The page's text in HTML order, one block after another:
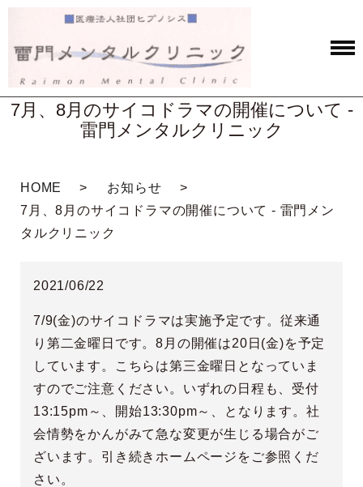
7月、8月のサイコドラマの開催について -
雷門メンタルクリニック
HOME
お知らせ
7月、8月のサイコドラマの開催について - 雷門メン
タルクリニック
2021/06/22
7/9(金)のサイコドラマは実施予定です。従来通
り第二金曜日です。8月の開催は20日(金)を予定
しています。こちらは第三金曜日となっていま
すのでご注意ください。いずれの日程も、受付
13:15pm～、開始13:30pm～、となります。社
会情勢をかんがみて急な変更が生じる場合がご
ざいます。引き続きホームページをご参照くだ
さい。